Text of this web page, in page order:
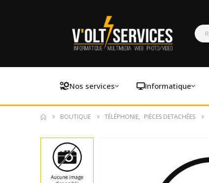
Nos services Informatique
BOUTIQUE TÉLÉPHONIE, PIÈCES DETACHÉES